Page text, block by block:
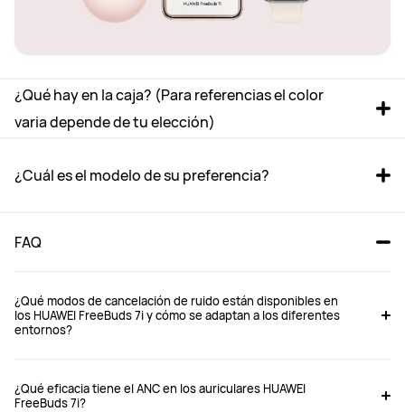
¿Qué hay en la caja? (Para referencias el color
varia depende de tu elección)
¿Cuál es el modelo de su preferencia?
Desde S/ 329
FAQ
¿Qué modos de cancelación de ruido están disponibles en
los HUAWEI FreeBuds 7i y cómo se adaptan a los diferentes
entornos?
¿Qué eficacia tiene el ANC en los auriculares HUAWEI
FreeBuds 7i?